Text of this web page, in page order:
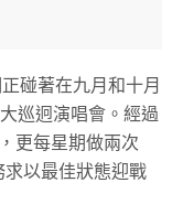
碰著在九月和十月
巡迥演唱會。經過
更每星期做兩次
以最佳狀態迎戰